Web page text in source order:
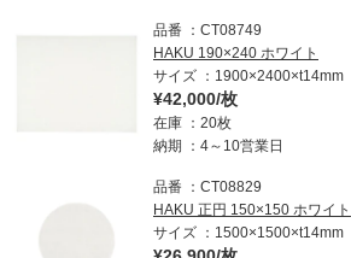
品番
CT08749
HAKU 190×240 ホワイト
サイズ
1900×2400×t14mm
¥42,000/枚
在庫
20枚
納期
4～10営業日
品番
CT08829
HAKU 正円 150×150 ホワイト
サイズ
1500×1500×t14mm